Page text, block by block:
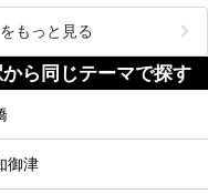
もっと見る
ら同じテーマで探す
御津